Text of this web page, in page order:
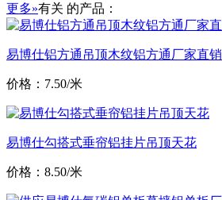
更多»有关 的产品：
易博仕铝方通吊顶木纹铝方通厂家直销
价格：7.50/米
易博仕勾搭式垂帘铝挂片吊顶天花
价格：8.50/米